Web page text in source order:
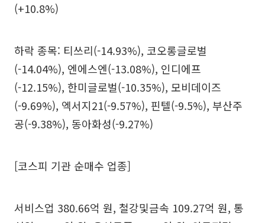
(+10.8%)
하락 종목: 티쓰리(-14.93%), 코오롱글로벌
(-14.04%), 엔에스엔(-13.08%), 인디에프
(-12.15%), 한미글로벌(-10.35%), 모비데이즈
(-9.69%), 엑서지21(-9.57%), 핀텔(-9.5%), 부산주
공(-9.38%), 동아화성(-9.27%)
[코스피 기관 순매수 업종]
서비스업 380.66억 원, 철강및금속 109.27억 원, 통